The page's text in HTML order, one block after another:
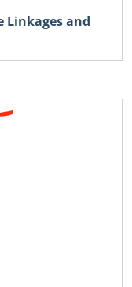
Linkages and